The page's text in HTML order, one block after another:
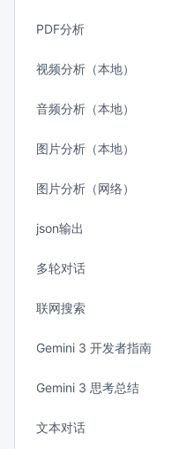
PDF分析
视频分析（本地）
音频分析（本地）
图片分析（本地）
图片分析（网络）
json输出
多轮对话
联网搜索
Gemini 3 开发者指南
Gemini 3 思考总结
文本对话